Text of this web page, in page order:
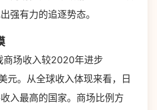
强有力的追逐势态。
商场收入较2020年进步
元。从全球收入体现来看，日
入最高的国家。商场比例方